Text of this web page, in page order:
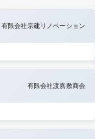
有限会社宗建リノベーション
有限会社渡嘉敷商会